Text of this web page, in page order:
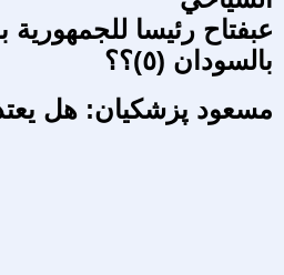
عبفتاح رئيسا للجمهورية
بالسودان (٥)؟؟
مسعود پزشكيان: هل